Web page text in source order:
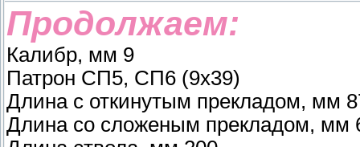
Продолжаем:
Калибр, мм 9
Патрон СП5, СП6 (9х39)
Длина с откинутым прекладом, мм
Длина со сложеным прекладом, мм